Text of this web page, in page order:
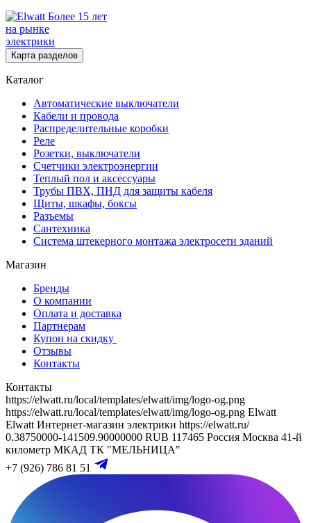
Более 15 лет
на рынке
электрики
Карта разделов
Каталог
Автоматические выключатели
Кабели и провода
Распределительные коробки
Реле
Розетки, выключатели
Счетчики электроэнергии
Теплый пол и аксессуары
Трубы ПВХ, ПНД для защиты кабеля
Щиты, шкафы, боксы
Разъемы
Сантехника
Система штекерного монтажа электросети зданий
Магазин
Бренды
О компании
Оплата и доставка
Партнерам
Купон на скидку
Отзывы
Контакты
Контакты
https://elwatt.ru/local/templates/elwatt/img/logo-og.png
https://elwatt.ru/local/templates/elwatt/img/logo-og.png Elwatt
Elwatt Интернет-магазин электрики https://elwatt.ru/
0.38750000-141509.90000000 RUB 117465 Россия Москва 41-й
километр МКАД ТК "МЕЛЬНИЦА"
+7 (926) 786 81 51